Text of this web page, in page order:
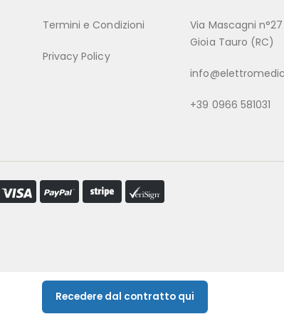
Termini e Condizioni
Privacy Policy
Via Mascagni
Gioia Tauro (RC)
+39 0966 581031
Recedere dal contratto qui